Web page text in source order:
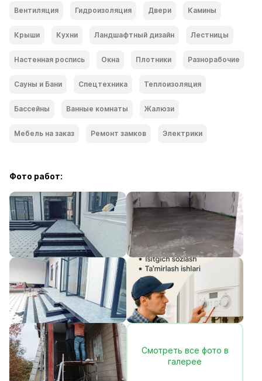
Вентиляция Гидроизоляция Двери Камины
Крыши Кухни Ландшафтный дизайн Лестницы
Настенная роспись Окна Плотники Разнорабочие
Сауны и Бани Спецтехника Теплоизоляция
Бассейны Ванные комнаты Жалюзи
Мебель на заказ Ремонт замков Электрики
Фото работ:
Смотреть все фото в
галерее